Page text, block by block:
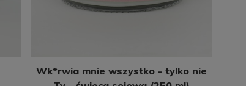
Wk*rwia mnie wszystko - tylko nie